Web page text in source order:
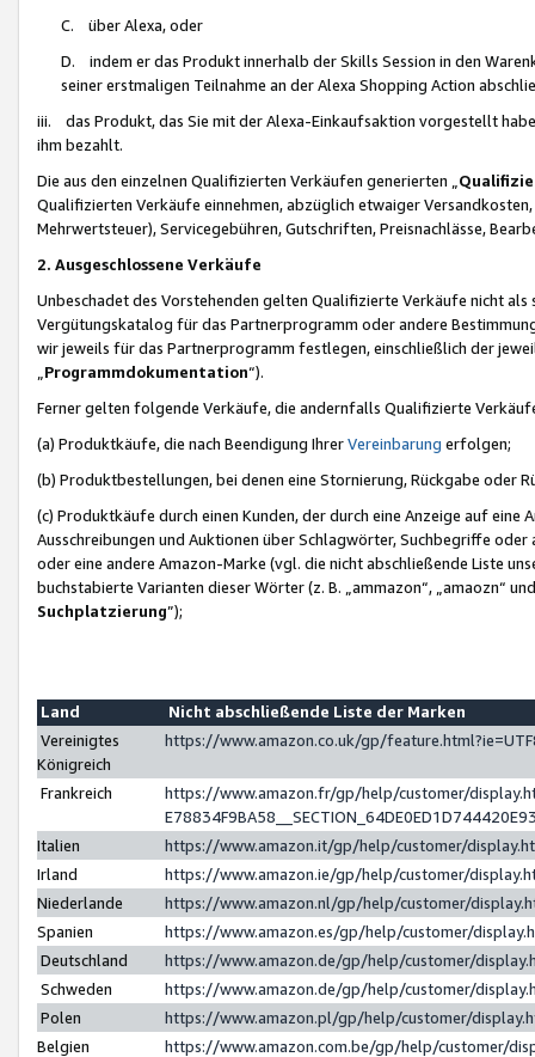
C. über Alexa, oder
D. indem er das Produkt innerhalb der Skills Session in den
seiner erstmaligen Teilnahme an der Alexa Shopping Action
iii. das Produkt, das Sie mit der Alexa-Einkaufsaktion vorgestellt
ihm bezahlt.
Die aus den einzelnen Qualifizierten Verkäufen generierten „
Qualifizierten Verkäufe einnehmen, abzüglich etwaiger
Mehrwertsteuer), Servicegebühren, Gutschriften, Preisnachlässe,
2. Ausgeschlossene Verkäufe
Unbeschadet des Vorstehenden gelten Qualifizierte Verkäufe nicht
Vergütungskatalog für das Partnerprogramm oder andere
wir jeweils für das Partnerprogramm festlegen, einschließlich der
Programmdokumentation“).
Ferner gelten folgende Verkäufe, die andernfalls Qualifizierte
(a) Produktkäufe, die nach Beendigung IhrerVereinbarung erfolgen;
(b) Produktbestellungen, bei denen eine Stornierung, Rückgabe oder
(c) Produktkäufe durch einen Kunden, der durch eine Anzeige auf
Ausschreibungen und Auktionen über Schlagwörter, Suchbegriffe
oder eine andere Amazon-Marke (vgl. die nicht abschließende Liste
buchstabierte Varianten dieser Wörter (z. B. „ammazon“, „amaozn“
Suchplatzierung”);
Land
Nicht abschließende Liste der Marken
Vereinigtes
Königreich
https://www.amazon.co.uk/gp/
Frankreich
https://www.amazon.fr/gp/help/customer/
Italien
https://www.amazon.it/gp/help/customer/
Irland
https://www.amazon.ie/gp/help/customer/
Niederlande
https://www.amazon.nl/gp/help/customer/
Spanien
https://www.amazon.es/gp/help/customer/
Deutschland
https://www.amazon.de/gp/help/customer/
Schweden
https://www.amazon.de/gp/help/customer/
Polen
https://www.amazon.pl/gp/help/customer/
Belgien
https://www.amazon.com.be/gp/help/customer/